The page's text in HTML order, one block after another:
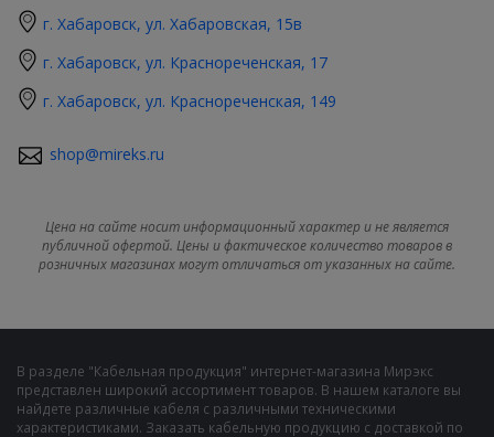
г. Хабаровск, ул. Хабаровская, 15в
г. Хабаровск, ул. Краснореченская, 17
г. Хабаровск, ул. Краснореченская, 149
shop@mireks.ru
Цена на сайте носит информационный характер и не является
публичной офертой. Цены и фактическое количество товаров в
розничных магазинах могут отличаться от указанных на сайте.
В разделе "Кабельная продукция" интернет-магазина Мирэкс
представлен широкий ассортимент товаров. В нашем каталоге вы
найдете различные кабеля с различными техническими
характеристиками. Заказать кабельную продукцию с доставкой по